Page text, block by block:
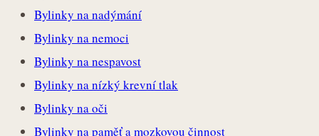
Bylinky na nadýmání
Bylinky na nemoci
Bylinky na nespavost
Bylinky na nízký krevní tlak
Bylinky na oči
Bylinky na paměť a mozkovou činnost